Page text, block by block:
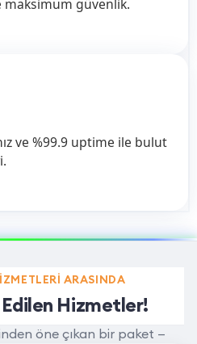
maksimum güvenlik.
ve %99.9 uptime ile bulut
ARASINDA
Edilen Hizmetler!
öne çıkan bir paket —